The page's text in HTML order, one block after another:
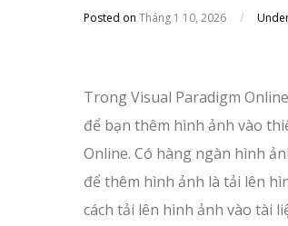
Posted on Tháng 1 10, 2026 /
Trong Visual Paradigm
để bạn thêm hình ảnh vào
Online. Có hàng ngàn hình
để thêm hình ảnh là tải lên
cách tải lên hình ảnh vào tài